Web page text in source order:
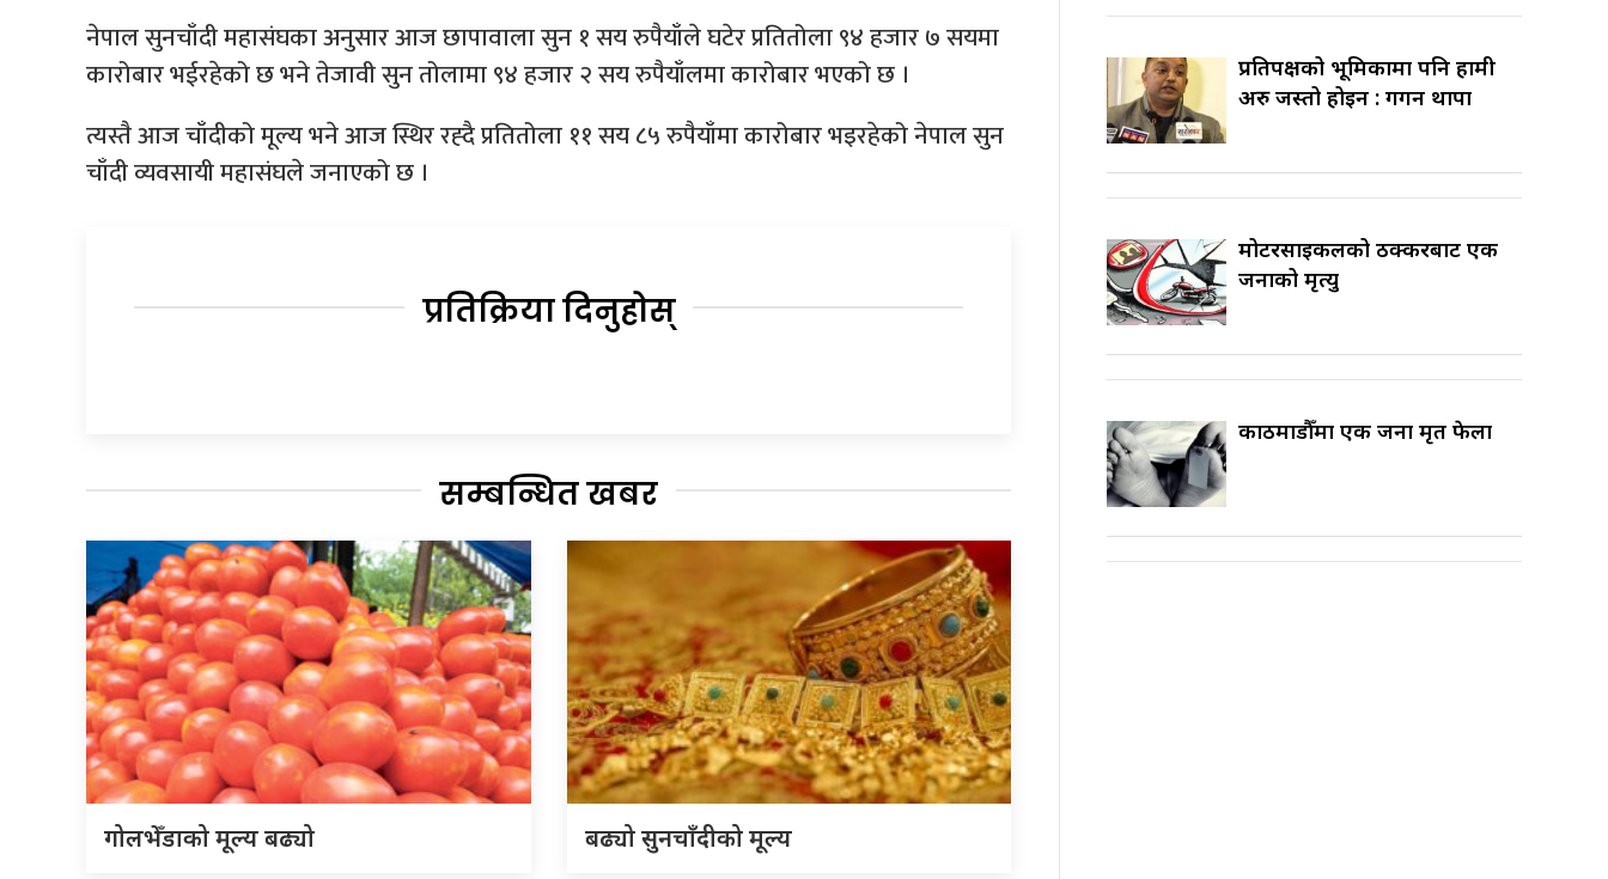
नेपाल सुनचाँदी महासंघका अनुसार आज छापावाला सुन १ सय रुपैयाँले घटेर प्रतितोला ९४ हजार ७ सयमा
कारोबार भईरहेको छ भने तेजावी सुन तोलामा ९४ हजार २ सय रुपैयाँलमा कारोबार भएको छ ।
त्यस्तै आज चाँदीको मूल्य भने आज स्थिर रह्दै प्रतितोला ११ सय ८५ रुपैयाँमा कारोबार भइरहेको नेपाल सुन
चाँदी व्यवसायी महासंघले जनाएको छ ।
प्रतिक्रिया दिनुहोस्
सम्बन्धित खबर
गोलभेँडाको मूल्य बढ्यो बढ्यो सुनचाँदीको मूल्य
प्रतिपक्षको भूमिकामा पनि हामी
अरु जस्तो होइन : गगन थापा
मोटरसाइकलको ठक्करबाट एक
जनाको मृत्यु
काठमाडौँमा एक जना मृत फेला